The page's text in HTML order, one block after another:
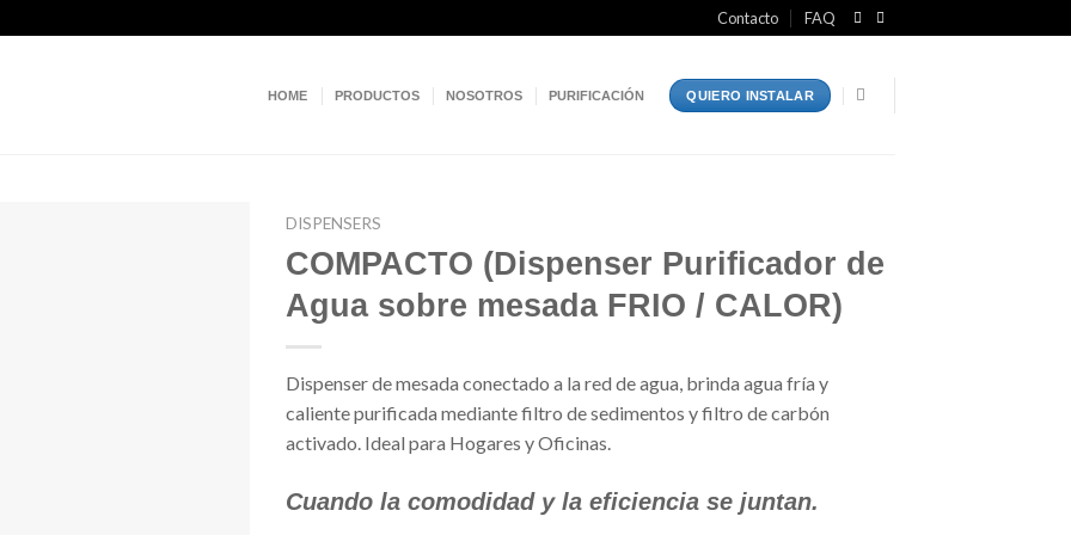
Contacto FAQ
HOME PRODUCTOS NOSOTROS PURIFICACIÓN QUIERO INSTALAR
DISPENSERS
COMPACTO (Dispenser Purificador de
Agua sobre mesada FRIO / CALOR)
Dispenser de mesada conectado a la red de agua, brinda agua fría y
caliente purificada mediante filtro de sedimentos y filtro de carbón
activado. Ideal para Hogares y Oficinas.
Cuando la comodidad y la eficiencia se juntan.